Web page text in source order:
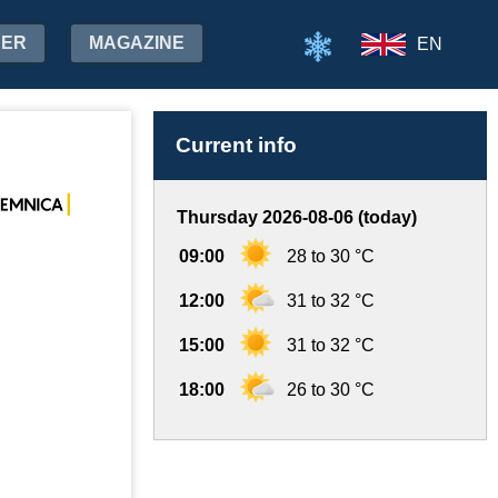
MAGAZINE EN
Current info
Thursday 2026-08-06 (today)
09:00 28 to 30 °C
12:00 31 to 32 °C
15:00 31 to 32 °C
18:00 26 to 30 °C